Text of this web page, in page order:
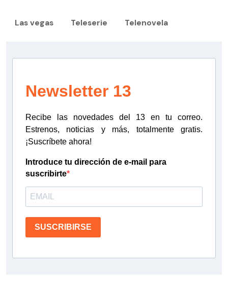
Las vegas Teleserie Telenovela
Newsletter 13
Recibe las novedades del 13 en tu correo.
Estrenos, noticias y más, totalmente gratis.
¡Suscríbete ahora!
Introduce tu dirección de e-mail para
suscribirte
SUSCRIBIRSE